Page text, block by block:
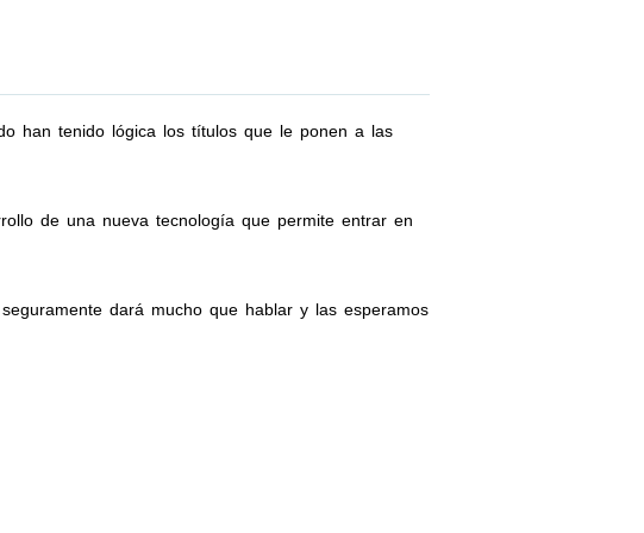
han tenido lógica los títulos que le ponen a las
de una nueva tecnología que permite entrar en
dará mucho que hablar y las esperamos